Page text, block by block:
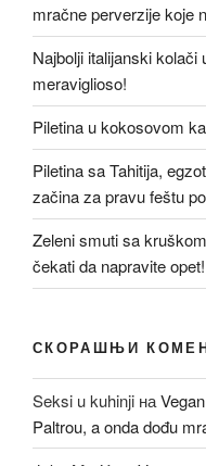
mračne perverzije koje
Najbolji italijanski
meraviglioso!
Piletina u kokosovom
Piletina sa Tahitija,
začina za pravu feštu
Zeleni smuti sa
čekati da napravite opet!
СКОРАШЊИ
Seksi u kuhinji на
Paltrou, a onda dođu